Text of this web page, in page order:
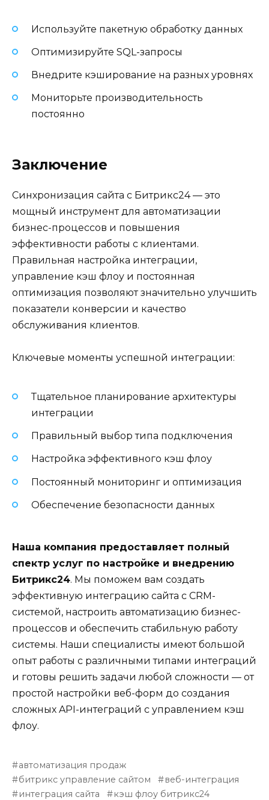
Используйте пакетную обработку данных
Оптимизируйте SQL-запросы
Внедрите кэширование на разных уровнях
Мониторьте производительность
постоянно
Заключение
Синхронизация сайта с Битрикс24 — это
мощный инструмент для автоматизации
бизнес-процессов и повышения
эффективности работы с клиентами.
Правильная настройка интеграции,
управление кэш флоу и постоянная
оптимизация позволяют значительно улучшить
показатели конверсии и качество
обслуживания клиентов.
Ключевые моменты успешной интеграции:
Тщательное планирование архитектуры
интеграции
Правильный выбор типа подключения
Настройка эффективного кэш флоу
Постоянный мониторинг и оптимизация
Обеспечение безопасности данных
Наша компания предоставляет полный
спектр услуг по настройке и внедрению
Битрикс24. Мы поможем вам создать
эффективную интеграцию сайта с CRM-
системой, настроить автоматизацию бизнес-
процессов и обеспечить стабильную работу
системы. Наши специалисты имеют большой
опыт работы с различными типами интеграций
и готовы решить задачи любой сложности — от
простой настройки веб-форм до создания
сложных API-интеграций с управлением кэш
флоу.
автоматизация продаж
битрикс управление сайтом
веб-интеграция
интеграция сайта
кэш флоу битрикс24